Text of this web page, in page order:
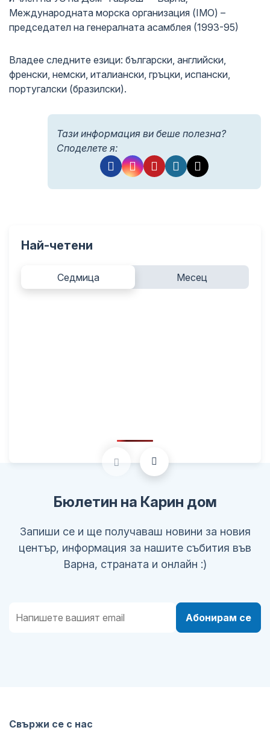
Международната морска организация (IMO) –
председател на генералната асамблея (1993-95)
Владее следните езици: български, английски,
френски, немски, италиански, гръцки, испански,
португалски (бразилски).
Тази информация ви беше полезна?
Споделете я:
Най-четени
Седмица Месец
Бюлетин на Карин дом
Запиши се и ще получаваш новини за новия
център, информация за нашите събития във
Варна, страната и онлайн :)
Абонирам се
Свържи се с нас